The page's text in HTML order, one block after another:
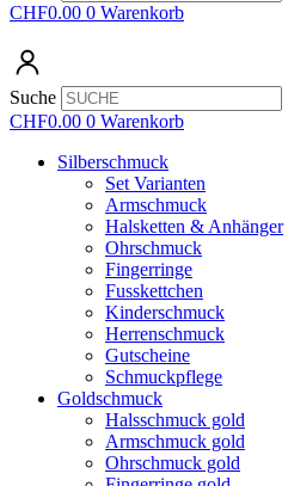
CHF0.00 0 Warenkorb
Suche
CHF0.00 0 Warenkorb
Silberschmuck
Set Varianten
Armschmuck
Halsketten & Anhänger
Ohrschmuck
Fingerringe
Fusskettchen
Kinderschmuck
Herrenschmuck
Gutscheine
Schmuckpflege
Goldschmuck
Halsschmuck gold
Armschmuck gold
Ohrschmuck gold